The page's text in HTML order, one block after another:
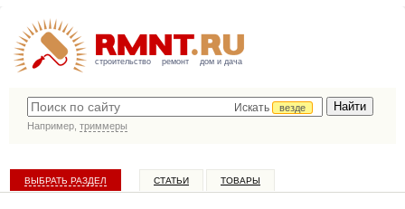
строительство ремонт дом и дача
Искать
везде
Например, триммеры
ВЫБРАТЬ РАЗДЕЛ СТАТЬИ ТОВАРЫ